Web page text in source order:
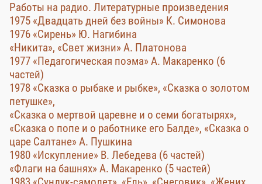
Работы на радио. Литературные произведения
1975 «Двадцать дней без войны» К. Симонова
1976 «Сирень» Ю. Нагибина
«Никита», «Свет жизни» А. Платонова
1977 «Педагогическая поэма» А. Макаренко (6
частей)
1978 «Сказка о рыбаке и рыбке», «Сказка о золотом
петушке»,
«Сказка о мертвой царевне и о семи богатырях»,
«Сказка о попе и о работнике его Балде», «Сказка о
царе Салтане» А. Пушкина
1980 «Искупление» В. Лебедева (6 частей)
«Флаги на башнях» А. Макаренко (5 частей)